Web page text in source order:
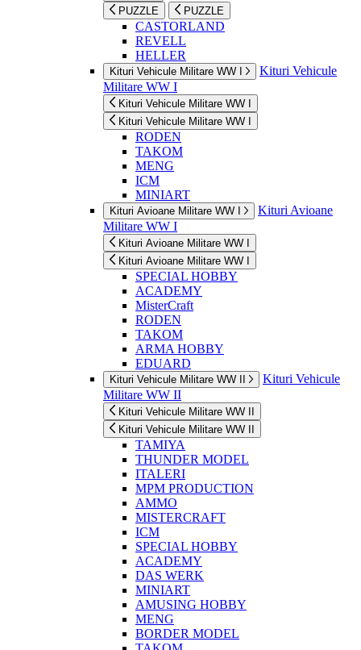
PUZZLE PUZZLE
CASTORLAND
REVELL
HELLER
Kituri Vehicule Militare WW I
Kituri Vehicule
Militare WW I
Kituri Vehicule Militare WW I
Kituri Vehicule Militare WW I
RODEN
TAKOM
MENG
ICM
MINIART
Kituri Avioane Militare WW I
Kituri Avioane
Militare WW I
Kituri Avioane Militare WW I
Kituri Avioane Militare WW I
SPECIAL HOBBY
ACADEMY
MisterCraft
RODEN
TAKOM
ARMA HOBBY
EDUARD
Kituri Vehicule Militare WW II
Kituri Vehicule
Militare WW II
Kituri Vehicule Militare WW II
Kituri Vehicule Militare WW II
TAMIYA
THUNDER MODEL
ITALERI
MPM PRODUCTION
AMMO
MISTERCRAFT
ICM
SPECIAL HOBBY
ACADEMY
DAS WERK
MINIART
AMUSING HOBBY
MENG
BORDER MODEL